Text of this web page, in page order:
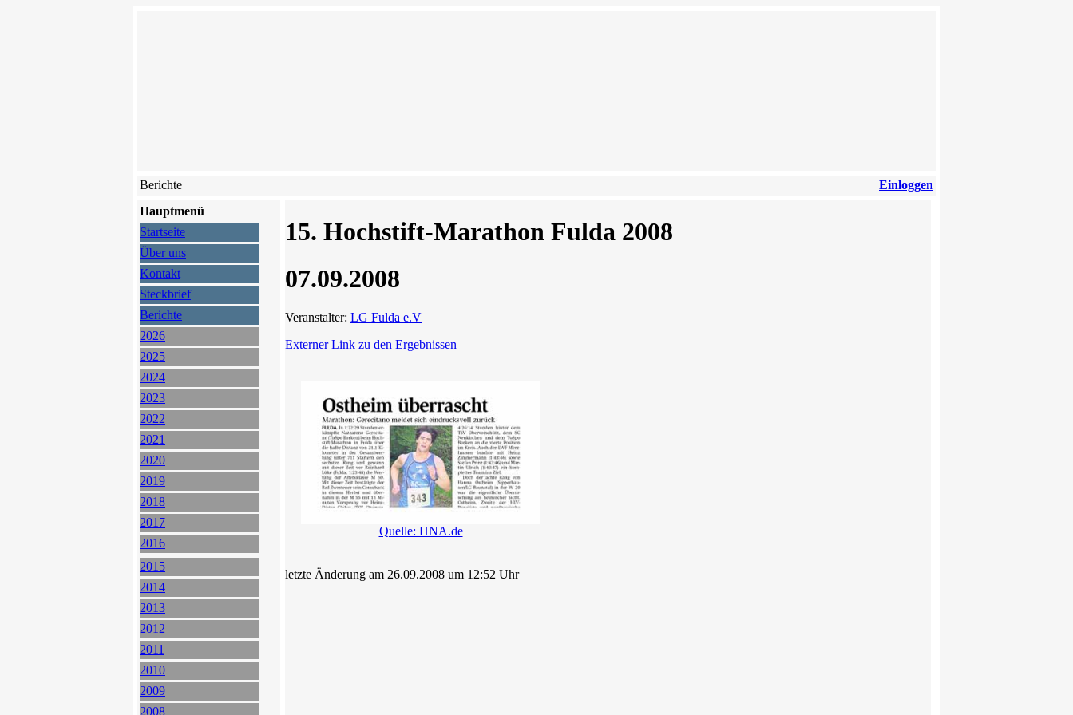
Berichte
Einloggen
Hauptmenü
Startseite
Über uns
Kontakt
Steckbrief
Berichte
2026
2025
2024
2023
2022
2021
2020
2019
2018
2017
2016
2015
2014
2013
2012
2011
2010
2009
2008
15. Hochstift-Marathon Fulda 2008
07.09.2008
Veranstalter: LG Fulda e.V
Externer Link zu den Ergebnissen
Quelle: HNA.de
letzte Änderung am 26.09.2008 um 12:52 Uhr